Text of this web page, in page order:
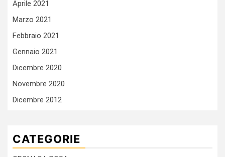
Aprile 2021
Marzo 2021
Febbraio 2021
Gennaio 2021
Dicembre 2020
Novembre 2020
Dicembre 2012
CATEGORIE